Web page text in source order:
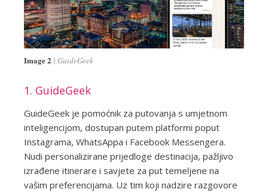
Image 2 GuideGeek
1. GuideGeek
GuideGeek je pomoćnik za putovanja s umjetnom
inteligencijom, dostupan putem platformi poput
Instagrama, WhatsAppa i Facebook Messengera.
Nudi personalizirane prijedloge destinacija, pažljivo
izrađene itinerare i savjete za put temeljene na
vašim preferencijama. Uz tim koji nadzire razgovore